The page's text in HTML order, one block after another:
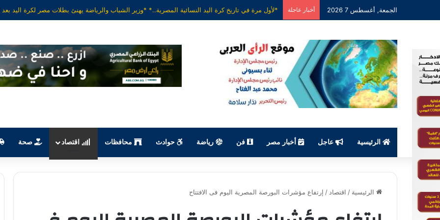
الجمعة, أغسطس 7 2026 أخبار عاجلة
الرئيسية عاجل أخبار مصر فن رياضة حوادث محافظات اقتصاد صحة
الرئيسية / اقتصاد / إرتفاع مؤشرات البورصة المصرية اليوم فى الافتتاح